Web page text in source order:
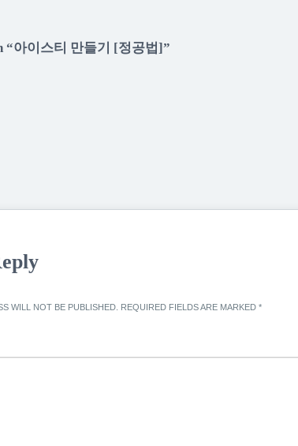
“아이스티 만들기 [정공법]”
WILL NOT BE PUBLISHED. REQUIRED FIELDS ARE MARKED *